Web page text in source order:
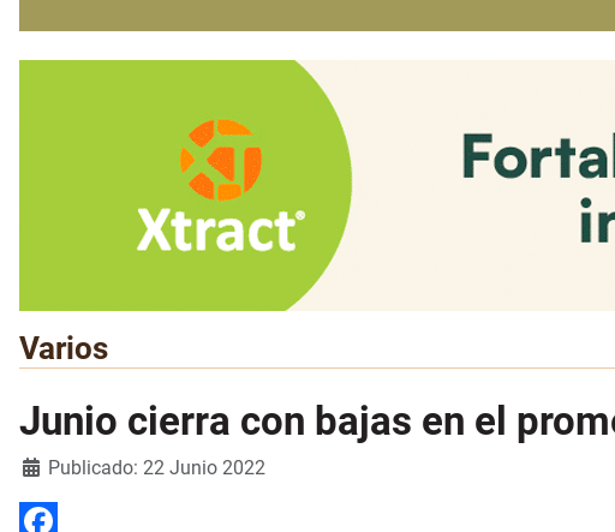
Varios
Junio cierra con bajas en el
Detalles
Publicado: 22 Junio 2022